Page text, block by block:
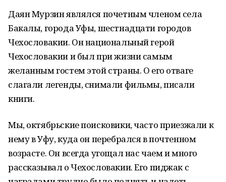
Даян Мурзин являлся почетным членом села
Бакалы, города Уфы, шестнадцати городов
Чехословакии. Он национальный герой
Чехословакии и был при жизни самым
желанным гостем этой страны. О его отваге
слагали легенды, снимали фильмы, писали
книги.
Мы, октябрьские поисковики, часто приезжали к
нему в Уфу, куда он перебрался в почтенном
возрасте. Он всегда угощал нас чаем и много
рассказывал о Чехословакии. Его пиджак с